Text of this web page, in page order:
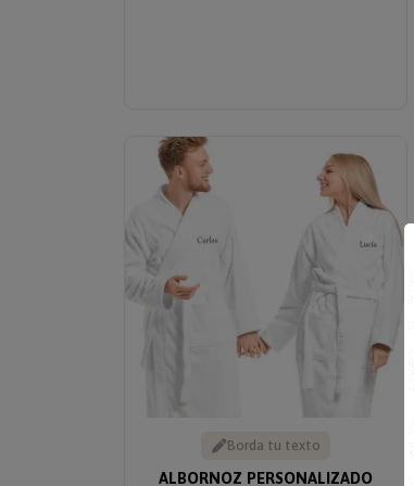
Borda tu texto
ALBORNOZ PERSONALIZADO